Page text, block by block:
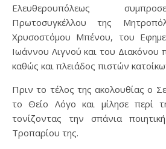
Ελευθερουπόλεως
Πρωτοσυγκέλλου της
Χρυσοστόμου Μπένου, του
Ιωάννου Λιγνού και του Διακόνου
καθώς και πλειάδος πιστών
Πριν το τέλος της ακολουθίας ο
το Θείο Λόγο και μίλησε περί
τονίζοντας την σπάνια
Τροπαρίου της.